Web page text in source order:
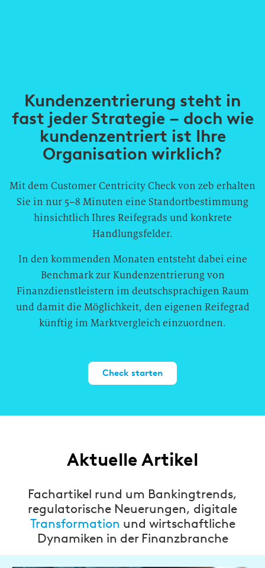
Kundenzentrierung steht in
fast jeder Strategie – doch wie
kundenzentriert ist Ihre
Organisation wirklich?
Mit dem Customer Centricity Check von zeb erhalten
Sie in nur 5–8 Minuten eine Standortbestimmung
hinsichtlich Ihres Reifegrads und konkrete
Handlungsfelder.
In den kommenden Monaten entsteht dabei eine
Benchmark zur Kundenzentrierung von
Finanzdienstleistern im deutschsprachigen Raum
und damit die Möglichkeit, den eigenen Reifegrad
künftig im Marktvergleich einzuordnen.
Check starten
Aktuelle Artikel
Fachartikel rund um Bankingtrends,
regulatorische Neuerungen, digitale
Transformation und wirtschaftliche
Dynamiken in der Finanzbranche